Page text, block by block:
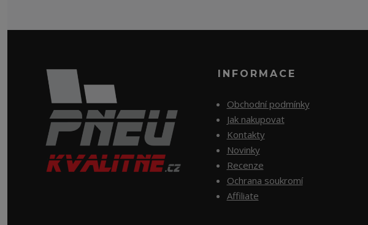
INFORMACE
Obchodní podmínky
Jak nakupovat
Kontakty
Novinky
Recenze
Ochrana soukromí
Affiliate